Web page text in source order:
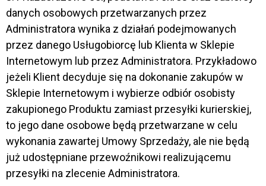
danych osobowych przetwarzanych przez
Administratora wynika z działań podejmowanych
przez danego Usługobiorcę lub Klienta w Sklepie
Internetowym lub przez Administratora. Przykładowo
jeżeli Klient decyduje się na dokonanie zakupów w
Sklepie Internetowym i wybierze odbiór osobisty
zakupionego Produktu zamiast przesyłki kurierskiej,
to jego dane osobowe będą przetwarzane w celu
wykonania zawartej Umowy Sprzedaży, ale nie będą
już udostępniane przewoźnikowi realizującemu
przesyłki na zlecenie Administratora.